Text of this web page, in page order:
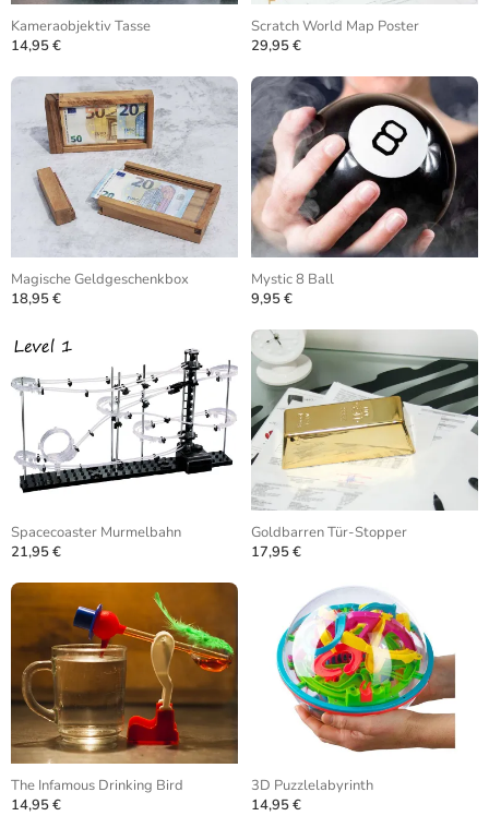
Kameraobjektiv Tasse
14,95 €
Scratch World Map Poster
29,95 €
Magische Geldgeschenkbox
18,95 €
Mystic 8 Ball
9,95 €
Spacecoaster Murmelbahn
21,95 €
Goldbarren Tür-Stopper
17,95 €
The Infamous Drinking Bird
14,95 €
3D Puzzlelabyrinth
14,95 €